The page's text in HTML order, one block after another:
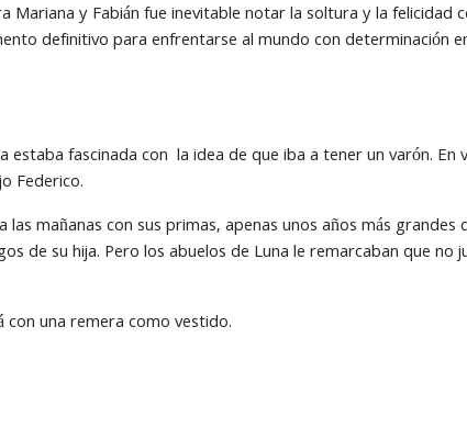
y Fabián fue inevitable notar la soltura y la felicidad
definitivo para enfrentarse al mundo con determinación
fascinada con la idea de que iba a tener un varón. En
Federico.
mañanas con sus primas, apenas unos años más grandes
de su hija. Pero los abuelos de Luna le remarcaban que no
con una remera como vestido.